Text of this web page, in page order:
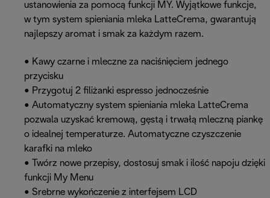
ustanowienia za pomocą funkcji MY. Wyjątkowe funkcje,
w tym system spieniania mleka LatteCrema, gwarantują
najlepszy aromat i smak za każdym razem.
• Kawy czarne i mleczne za naciśnięciem jednego
przycisku
• Przygotuj 2 filiżanki espresso jednocześnie
• Automatyczny system spieniania mleka LatteCrema
pozwala uzyskać kremową, gęstą i trwałą mleczną piankę
o idealnej temperaturze. Automatyczne czyszczenie
karafki na mleko
• Twórz nowe przepisy, dostosuj smak i ilość napoju dzięki
funkcji My Menu
• Srebrne wykończenie z interfejsem LCD